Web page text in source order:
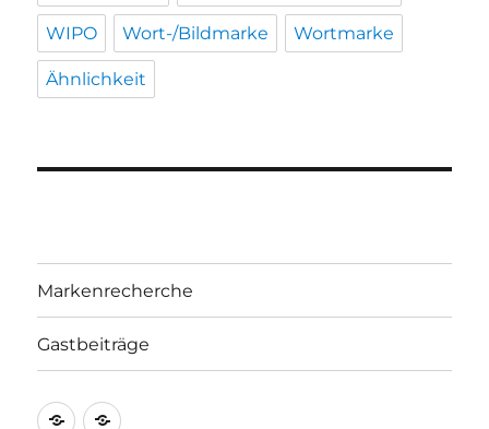
WIPO Wort-/Bildmarke Wortmarke
Ähnlichkeit
Markenrecherche
Gastbeiträge
Markenrecherche
Gastbeiträge